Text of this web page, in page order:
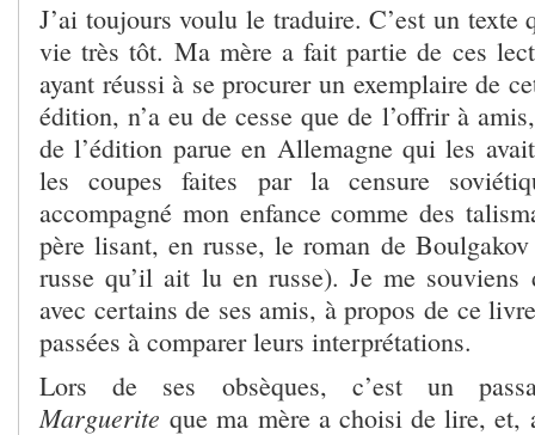
J’ai toujours voulu le traduire. C’est un texte
vie très tôt. Ma mère a fait partie de ces
ayant réussi à se procurer un exemplaire de
édition, n’a eu de cesse que de l’offrir à
de l’édition parue en Allemagne qui les
les coupes faites par la censure
accompagné mon enfance comme des
père lisant, en russe, le roman de
russe qu’il ait lu en russe). Je me souviens
avec certains de ses amis, à propos de ce
passées à comparer leurs interprétations.
Lors de ses obsèques, c’est un
Marguerite que ma mère a choisi de lire, et,